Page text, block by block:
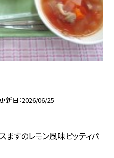
更新日 2026/06/25
ますのレモン風味ピッティパ